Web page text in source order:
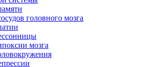
головного мозга
мозга